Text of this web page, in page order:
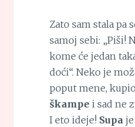
Zato sam stala pa
samoj sebi: „Piši!
kome će jedan
doći“. Neko je
poput mene,
škampe i sad ne
I eto ideje! Supaje